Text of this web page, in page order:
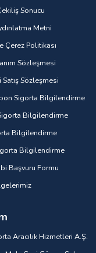
Sonucu
Metni
Çerez Politikası
Sözleşmesi
Sözleşmesi
Sigorta Bilgilendirme
Bilgilendirme
Bilgilendirme
Bilgilendirme
Başvuru Formu
Aracılık Hizmetleri A.Ş.